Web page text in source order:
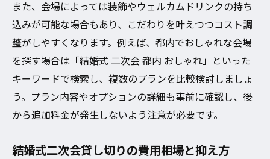
また、会場によっては装飾やウェルカムドリンクの持ち
込みが可能な場合もあり、こだわりを叶えつつコスト調
整がしやすくなります。例えば、都内でおしゃれな会場
を探す場合は「結婚式 二次会 都内 おしゃれ」といった
キーワードで検索し、複数のプランを比較検討しましょ
う。プラン内容やオプションの詳細も事前に確認し、後
から追加料金が発生しないよう注意が必要です。
結婚式二次会貸し切りの費用相場と抑え方